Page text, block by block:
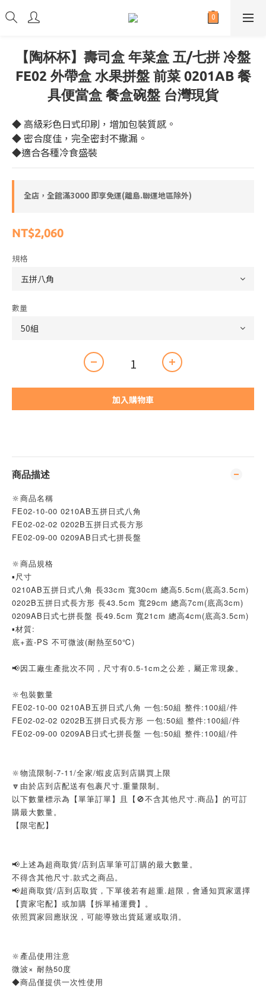
【陶杯杯】壽司盒 年菜盒 五/七拼 冷盤
FE02 外帶盒 水果拼盤 前菜 0201AB 餐
具便當盒 餐盒碗盤 台灣現貨
◆ 高級彩色日式印刷，增加包裝質感。
◆ 密合度佳，完全密封不撒漏。
◆適合各種冷食盛裝
全店，全館滿3000 即享免運(離島.聯運地區除外)
NT$2,060
規格
數量
加入購物車
商品描述
🔆商品名稱
FE02-10-00 0210AB五拼日式八角
FE02-02-02 0202B五拼日式長方形
FE02-09-00 0209AB日式七拼長盤
🔆商品規格
▪尺寸
0210AB五拼日式八角 長33cm 寬30cm 總高5.5cm(底高3.5cm)
0202B五拼日式長方形 長43.5cm 寬29cm 總高7cm(底高3cm)
0209AB日式七拼長盤 長49.5cm 寬21cm 總高4cm(底高3.5cm)
▪材質:
底+蓋-PS 不可微波(耐熱至50℃)
📢因工廠生產批次不同，尺寸有0.5-1cm之公差，屬正常現象。
🔆包裝數量
FE02-10-00 0210AB五拼日式八角 一包:50組 整件:100組/件
FE02-02-02 0202B五拼日式長方形 一包:50組 整件:100組/件
FE02-09-00 0209AB日式七拼長盤 一包:50組 整件:100組/件
🔆物流限制-7-11/全家/蝦皮店到店購買上限
🔽由於店到店配送有包裹尺寸.重量限制。
以下數量標示為【單筆訂單】且【🚫不含其他尺寸.商品】的可訂
購最大數量。
【限宅配】
📢上述為超商取貨/店到店單筆可訂購的最大數量。
不得含其他尺寸.款式之商品。
📢超商取貨/店到店取貨，下單後若有超重.超限，會通知買家選擇
【賣家宅配】或加購【拆單補運費】。
依照買家回應狀況，可能導致出貨延遲或取消。
🔆產品使用注意
微波× 耐熱50度
◆商品僅提供一次性使用